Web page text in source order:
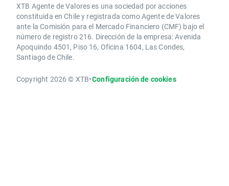
XTB Agente de Valores es una sociedad por acciones
constituida en Chile y registrada como Agente de Valores
ante la Comisión para el Mercado Financiero (CMF) bajo el
número de registro 216. Dirección de la empresa: Avenida
Apoquindo 4501, Piso 16, Oficina 1604, Las Condes,
Santiago de Chile.
Copyright 2026 © XTB•Configuración de cookies